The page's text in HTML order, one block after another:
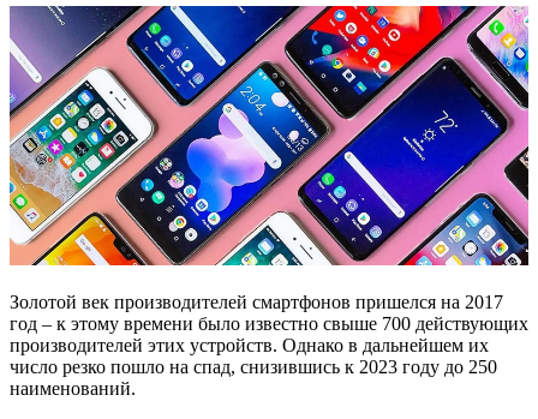
Золотой век производителей смартфонов пришелся на 2017
год – к этому времени было известно свыше 700 действующих
производителей этих устройств. Однако в дальнейшем их
число резко пошло на спад, снизившись к 2023 году до 250
наименований.